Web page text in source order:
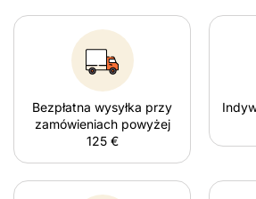
Bezpłatna wysyłka przy
zamówieniach powyżej
125 €